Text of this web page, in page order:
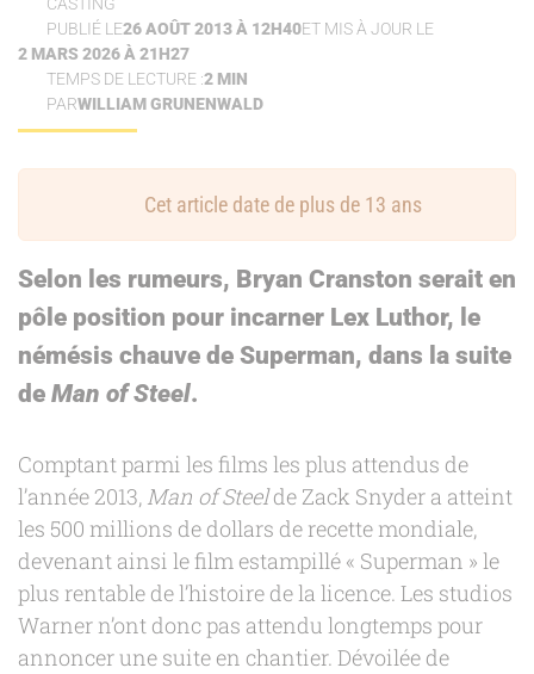
PUBLIÉ LE26 AOÛT 2013 À 12H40ET MIS À JOUR LE
2 MARS 2026 À 21H27
TEMPS DE LECTURE :2 MIN
PARWILLIAM GRUNENWALD
Cet article date de plus de 13 ans
Selon les rumeurs, Bryan Cranston serait en
pôle position pour incarner Lex Luthor, le
némésis chauve de Superman, dans la suite
de Man of Steel.
Comptant parmi les films les plus attendus de
l’année 2013, Man of Steelde Zack Snyder a atteint
les 500 millions de dollars de recette mondiale,
devenant ainsi le film estampillé « Superman » le
plus rentable de l’histoire de la licence. Les studios
Warner n’ont donc pas attendu longtemps pour
annoncer une suite en chantier. Dévoilée de